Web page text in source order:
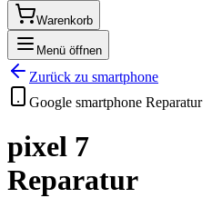
Warenkorb
Menü öffnen
Zurück zu smartphone
Google smartphone Reparatur
pixel 7
Reparatur